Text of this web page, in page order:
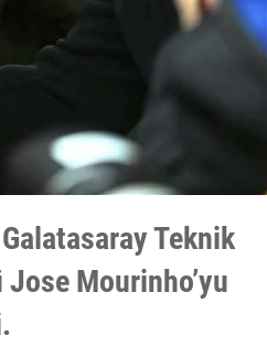
Teknik
Mourinho’yu